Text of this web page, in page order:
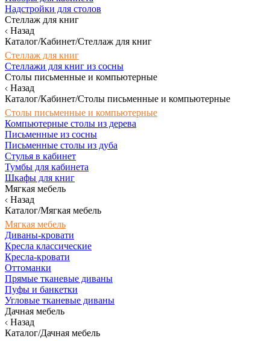
Надстройки для столов
Стеллаж для книг
Назад
Каталог/Кабинет/Стеллаж для книг
Стеллаж для книг
Стеллажи для книг из сосны
Столы письменные и компьютерные
Назад
Каталог/Кабинет/Столы письменные и компьютерные
Столы письменные и компьютерные
Компьютерные столы из дерева
Письменные из сосны
Письменные столы из дуба
Стулья в кабинет
Тумбы для кабинета
Шкафы для книг
Мягкая мебель
Назад
Каталог/Мягкая мебель
Мягкая мебель
Диваны-кровати
Кресла классические
Кресла-кровати
Оттоманки
Прямые тканевые диваны
Пуфы и банкетки
Угловые тканевые диваны
Дачная мебель
Назад
Каталог/Дачная мебель